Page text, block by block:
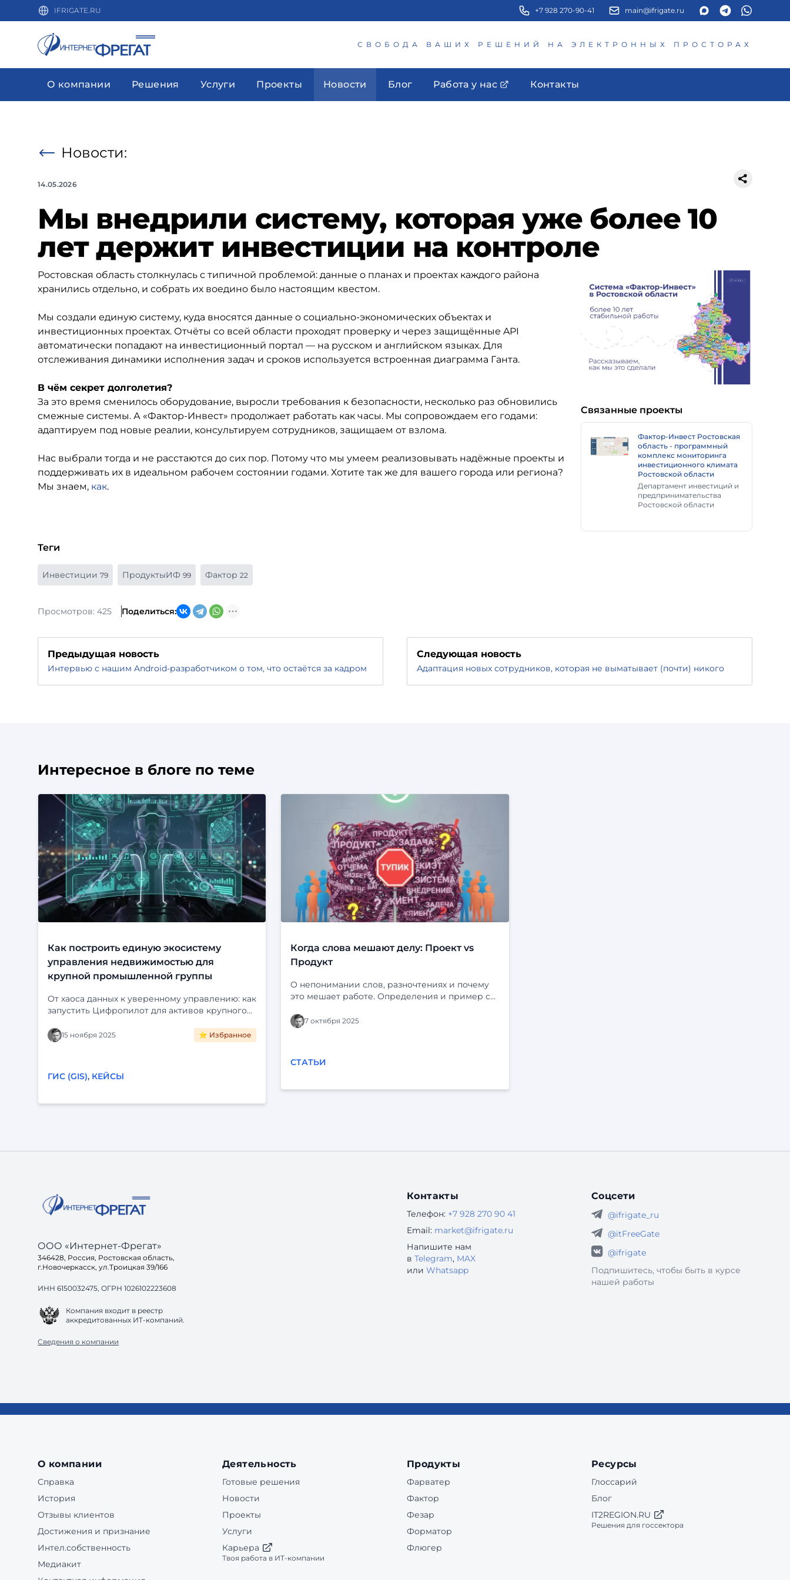
IFRIGATE.RU +7 928 270-90-41 main@ifrigate.ru
СВОБОДА ВАШИХ РЕШЕНИЙ НА ЭЛЕКТРОННЫХ ПРОСТОРАХ
О компании Решения Услуги Проекты Новости Блог Работа у нас Контакты
Новости:
14.05.2026
Мы внедрили систему, которая уже более 10
лет держит инвестиции на контроле
Ростовская область столкнулась с типичной проблемой: данные о планах и проектах каждого района
хранились отдельно, и собрать их воедино было настоящим квестом.
Мы создали единую систему, куда вносятся данные о социально-экономических объектах и
инвестиционных проектах. Отчёты со всей области проходят проверку и через защищённые API
автоматически попадают на инвестиционный портал — на русском и английском языках. Для
отслеживания динамики исполнения задач и сроков используется встроенная диаграмма Ганта.
В чём секрет долголетия?
За это время сменилось оборудование, выросли требования к безопасности, несколько раз обновились
смежные системы. А «Фактор-Инвест» продолжает работать как часы. Мы сопровождаем его годами:
адаптируем под новые реалии, консультируем сотрудников, защищаем от взлома.
Нас выбрали тогда и не расстаются до сих пор. Потому что мы умеем реализовывать надёжные проекты и
поддерживать их в идеальном рабочем состоянии годами. Хотите так же для вашего города или региона?
Мы знаем, как.
Связанные проекты
Фактор-Инвест Ростовская
область - программный
комплекс мониторинга
инвестиционного климата
Ростовской области
Департамент инвестиций и
предпринимательства
Ростовской области
Теги
Инвестиции 79 ПродуктыИФ 99 Фактор 22
Просмотров: 425 Поделиться:
Предыдущая новость
Интервью с нашим Android-разработчиком о том, что остаётся за кадром
Следующая новость
Адаптация новых сотрудников, которая не выматывает (почти) никого
Интересное в блоге по теме
Как построить единую экосистему
управления недвижимостью для
крупной промышленной группы
От хаоса данных к уверенному управлению: как
запустить Цифропилот для активов крупного
карте и автоматизация рутины. Читайте кейс
внедрения «Фарватер-Активы».
15 ноября 2025 ⭐ Избранное
ГИС (GIS), КЕЙСЫ
Когда слова мешают делу: Проект vs
Продукт
О непонимании слов, разночтениях и почему
это мешает работе. Определения и пример с
7 октября 2025
СТАТЬИ
ООО «Интернет-Фрегат»
346428, Россия, Ростовская область,
г.Новочеркасск, ул.Троицкая 39/166
ИНН 6150032475, ОГРН 1026102223608
Компания входит в реестр
аккредитованных ИТ-компаний.
Сведения о компании
Контакты
Телефон: +7 928 270 90 41
Email: market@ifrigate.ru
Напишите нам
в Telegram, MAX
или Whatsapp
Соцсети
@ifrigate_ru
@itFreeGate
@ifrigate
Подпишитесь, чтобы быть в курсе
нашей работы
О компании
Справка
История
Отзывы клиентов
Достижения и признание
Интел.собственность
Медиакит
Деятельность
Готовые решения
Новости
Проекты
Услуги
Карьера
Твоя работа в ИТ-компании
Продукты
Фарватер
Фактор
Фезар
Форматор
Флюгер
Ресурсы
Глоссарий
Блог
IT2REGION.RU
Решения для госсектора